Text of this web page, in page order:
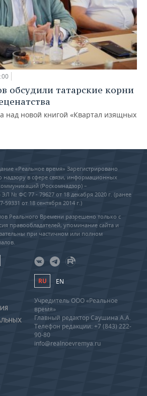
обсудили татарские корни
над новой книгой «Квартал изящных
«Реальное время» Зарегистрировано
в сфере связи, информационных
(Роскомнадзор) –
№ ФС 77 - 79627 от 18 декабря 2020 г. (ранее
от 18 сентября 2014 г.)
Реального Времени разрешено только с
правообладателей, упоминание сайта и
при частичном или полном
RU EN
Учредитель ООО «Реальное
время»
Главный редактор Саушина А.А.
Телефон редакции: +7 (843) 222-
90-80
info@realnoevremya.ru